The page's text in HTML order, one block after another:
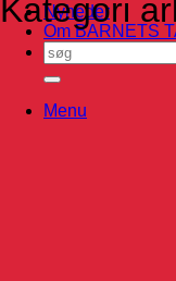
Nyheder
Om BARNETS
Menu
Kategori